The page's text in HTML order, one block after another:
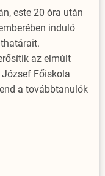
este 20 óra után
induló
az elmúlt
Főiskola
a továbbtanulók